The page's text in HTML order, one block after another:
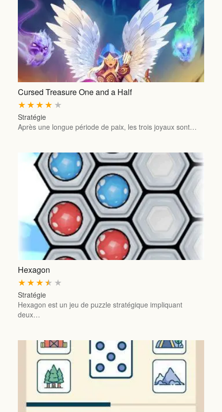
Cursed Treasure One and a Half
★
★
★
★
★
Stratégie
Après une longue période de paix, les trois joyaux sont…
Hexagon
★
★
★
★
★
Stratégie
Hexagon est un jeu de puzzle stratégique impliquant
deux…